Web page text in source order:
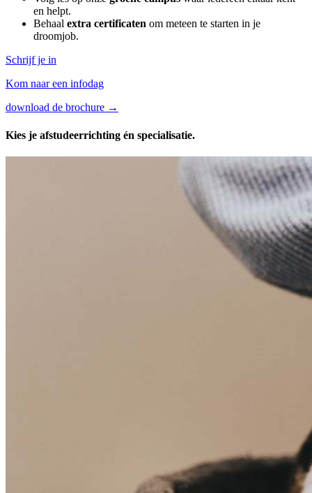
en helpt.
Behaal extra certificaten om meteen te starten in je
droomjob.
Schrijf je in
Kom naar een infodag
download de brochure →
Kies je afstudeerrichting én specialisatie.